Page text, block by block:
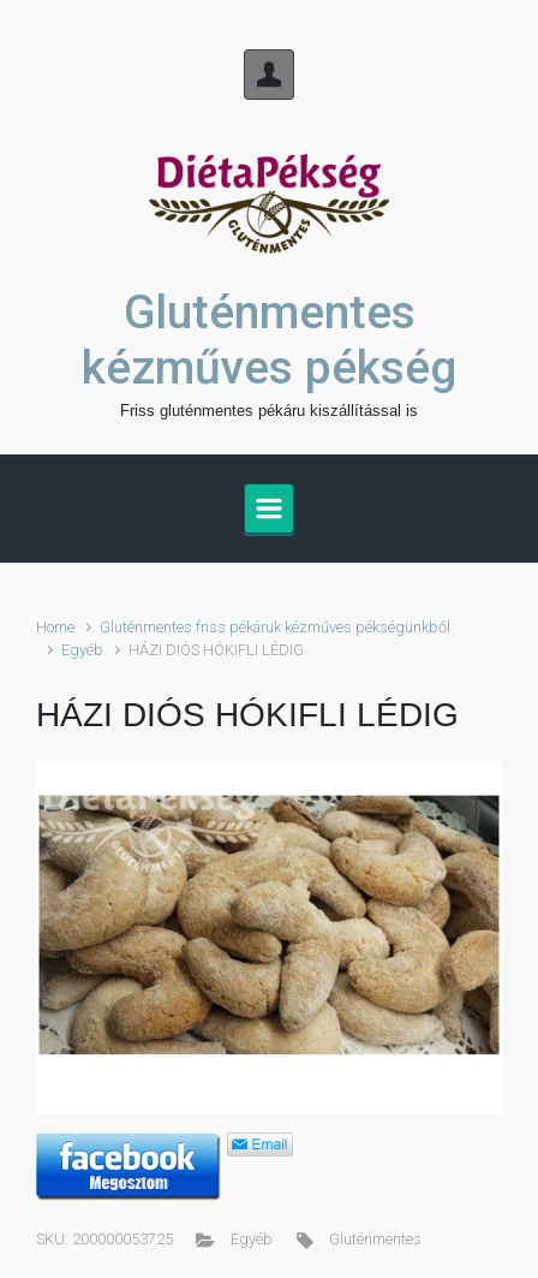
Gluténmentes
kézműves pékség
Friss gluténmentes pékáru kiszállítással is
Home
Gluténmentes friss pékáruk kézműves pékségünkből
Egyéb
HÁZI DIÓS HÓKIFLI LÉDIG
HÁZI DIÓS HÓKIFLI LÉDIG
SKU: 200000053725 Egyéb Gluténmentes